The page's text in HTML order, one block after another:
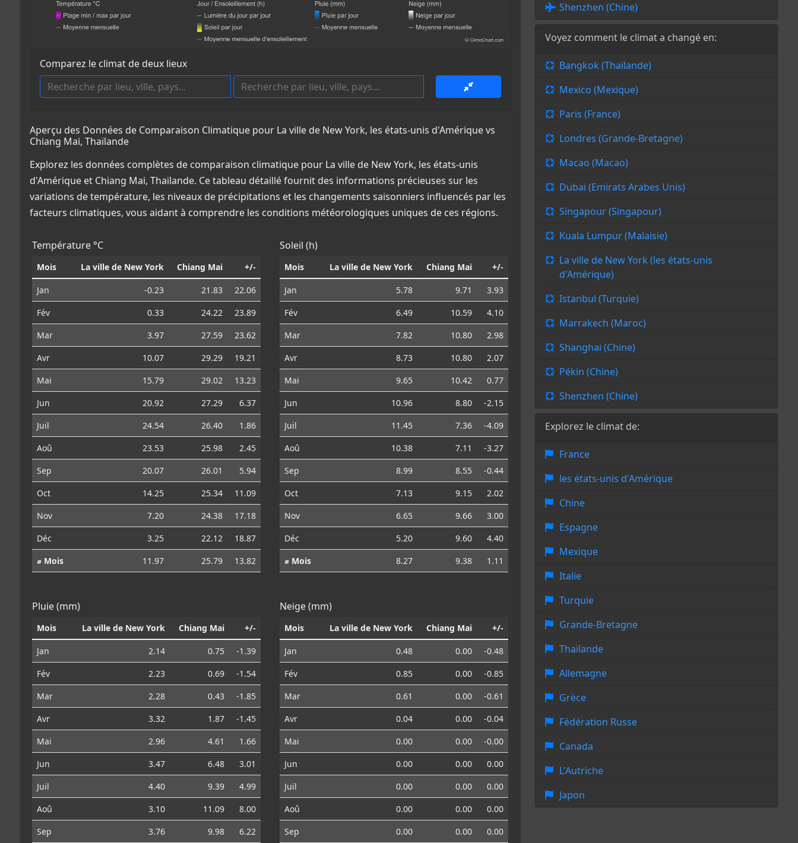
Comparez le climat de deux lieux
Aperçu des Données de Comparaison Climatique pour La ville de New York, les états-unis d'Amérique vs
Chiang Mai, Thaïlande
Explorez les données complètes de comparaison climatique pour La ville de New York, les états-unis
d'Amérique et Chiang Mai, Thaïlande. Ce tableau détaillé fournit des informations précieuses sur les
variations de température, les niveaux de précipitations et les changements saisonniers influencés par les
facteurs climatiques, vous aidant à comprendre les conditions météorologiques uniques de ces régions.
Température °C
Mois La ville de New York Chiang Mai +/-
Jan -0.23 21.83
22.06
Fév
0.33 24.22
23.89
Mar
3.97 27.59
23.62
Avr
10.07 29.29
19.21
Mai
15.79 29.02
13.23
Jun
20.92 27.29
6.37
Juil
24.54 26.40
1.86
Aoû
23.53 25.98
2.45
Sep
20.07 26.01
5.94
Oct
14.25 25.34
11.09
Nov
7.20 24.38
17.18
Déc
3.25 22.12
18.87
⌀ Mois
11.97 25.79 13.82
Soleil (h)
Mois La ville de New York Chiang Mai +/-
Jan 5.78 9.71
3.93
Fév
6.49 10.59
4.10
Mar
7.82 10.80
2.98
Avr
8.73 10.80
2.07
Mai
9.65 10.42
0.77
Jun
10.96 8.80
-2.15
Juil
11.45 7.36
-4.09
Aoû
10.38 7.11
-3.27
Sep
8.99 8.55
-0.44
Oct
7.13 9.15
2.02
Nov
6.65 9.66
3.00
Déc
5.20 9.60
4.40
⌀ Mois
8.27 9.38 1.11
Pluie (mm)
Mois La ville de New York Chiang Mai +/-
Jan 2.14 0.75
-1.39
Fév
2.23 0.69
-1.54
Mar
2.28 0.43
-1.85
Avr
3.32 1.87
-1.45
Mai
2.96 4.61
1.66
Jun
3.47 6.48
3.01
Juil
4.40 9.39
4.99
Aoû
3.10 11.09
8.00
Sep
3.76 9.98 6.22
Neige (mm)
Mois La ville de New York Chiang Mai +/-
Jan 0.48 0.00
-0.48
Fév
0.85 0.00
-0.85
Mar
0.61 0.00
-0.61
Avr
0.04 0.00
-0.04
Mai
0.00 0.00
-0.00
Jun
0.00 0.00
0.00
Juil
0.00 0.00
0.00
Aoû
0.00 0.00
0.00
Sep
0.00 0.00 0.00
Shenzhen (Chine)
Voyez comment le climat a changé en:
Bangkok (Thaïlande)
Mexico (Mexique)
Paris (France)
Londres (Grande-Bretagne)
Macao (Macao)
Dubai (Emirats Arabes Unis)
Singapour (Singapour)
Kuala Lumpur (Malaisie)
La ville de New York (les états-unis
d'Amérique)
Istanbul (Turquie)
Marrakech (Maroc)
Shanghai (Chine)
Pékin (Chine)
Shenzhen (Chine)
Explorez le climat de:
France
les états-unis d'Amérique
Chine
Espagne
Mexique
Italie
Turquie
Grande-Bretagne
Thaïlande
Allemagne
Grèce
Fédération Russe
Canada
L'Autriche
Japon